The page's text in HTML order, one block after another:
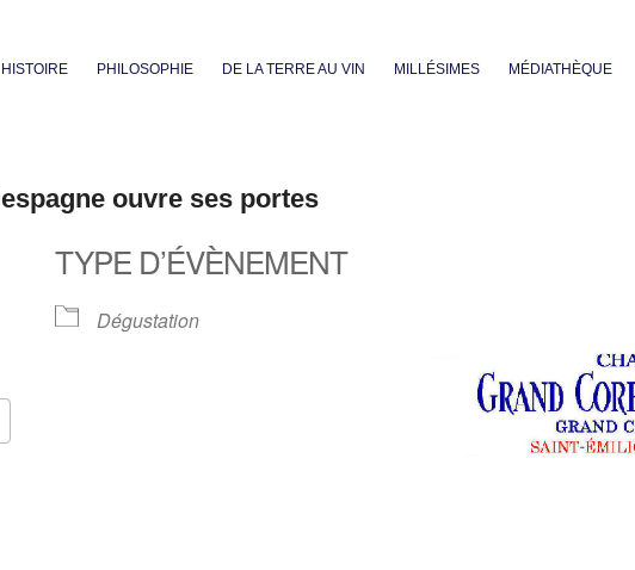
HISTOIRE PHILOSOPHIE DE LA TERRE AU VIN MILLÉSIMES MÉDIATHÈQUE
ouvre ses portes
TYPE D’ÉVÈNEMENT
Dégustation